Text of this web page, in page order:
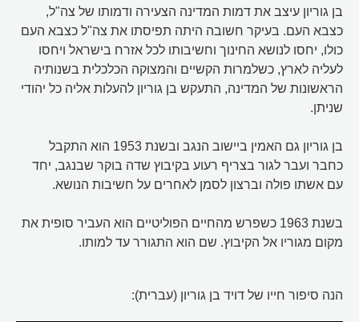
בן גוריון עיצב את דמות המדינה הצעירה ודמותו של צה"ל,
כצבא העם. בעיקר חשובה היתה תפיסתו את צה"ל כצבא העם
כולו, יחסו לנושא החינוך וחשיבותו לכל אזרח בישראל ויחסו
לעליה לארץ, כשלמרות הקשיים והמצוקה הכלכלית בשנותיה
הראשונות של המדינה, התעקש בן גוריון להעלות אליה כל יהודי
שניתן.
בן גוריון גם האמין ביישוב הנגב ובשנת 1953 הוא התקבל
כחבר ועבר לגור בצריף רעוע בקיבוץ שדה בוקר שבנגב, יחד
עם אשתו פולה וברצון לסמן לאחרים על חשיבות הנושא.
בשנת 1963 כשפרש מהחיים הפוליטיים הוא העביר סופית את
מקום מגוריו אל הקיבוץ. שם הוא התגורר עד למותו.
הנה סיפור חייו של דויד בן גוריון (עברית):